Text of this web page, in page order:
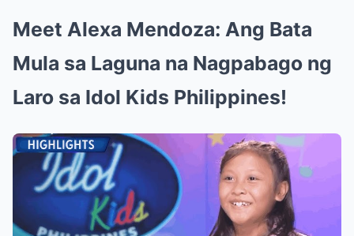
Meet Alexa Mendoza: Ang Bata
Mula sa Laguna na Nagpabago ng
Laro sa Idol Kids Philippines!